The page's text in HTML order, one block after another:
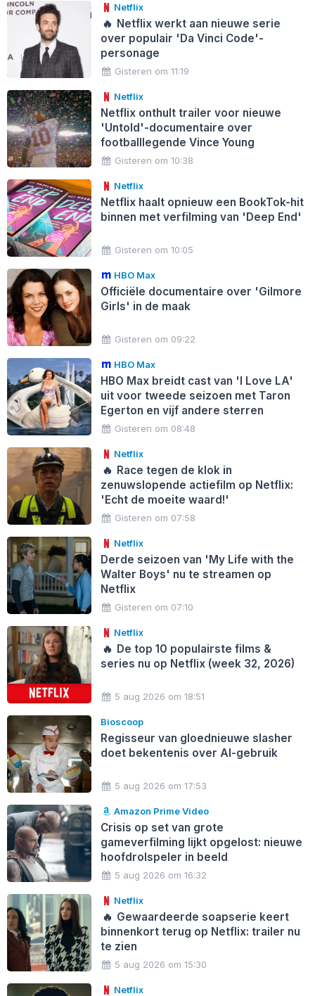
Netflix
🔥 Netflix werkt aan nieuwe serie
over populair 'Da Vinci Code'-
personage
Gisteren om 11:19
Netflix
Netflix onthult trailer voor nieuwe
'Untold'-documentaire over
footballlegende Vince Young
Gisteren om 10:38
Netflix
Netflix haalt opnieuw een BookTok-hit
binnen met verfilming van 'Deep End'
Gisteren om 10:05
HBO Max
Officiële documentaire over 'Gilmore
Girls' in de maak
Gisteren om 09:22
HBO Max
HBO Max breidt cast van 'I Love LA'
uit voor tweede seizoen met Taron
Egerton en vijf andere sterren
Gisteren om 08:48
Netflix
🔥 Race tegen de klok in
zenuwslopende actiefilm op Netflix:
'Echt de moeite waard!'
Gisteren om 07:58
Netflix
Derde seizoen van 'My Life with the
Walter Boys' nu te streamen op
Netflix
Gisteren om 07:10
Netflix
🔥 De top 10 populairste films &
series nu op Netflix (week 32, 2026)
5 aug 2026 om 18:51
Bioscoop
Regisseur van gloednieuwe slasher
doet bekentenis over AI-gebruik
5 aug 2026 om 17:53
Amazon Prime Video
Crisis op set van grote
gameverfilming lijkt opgelost: nieuwe
hoofdrolspeler in beeld
5 aug 2026 om 16:32
Netflix
🔥 Gewaardeerde soapserie keert
binnenkort terug op Netflix: trailer nu
te zien
5 aug 2026 om 15:30
Netflix